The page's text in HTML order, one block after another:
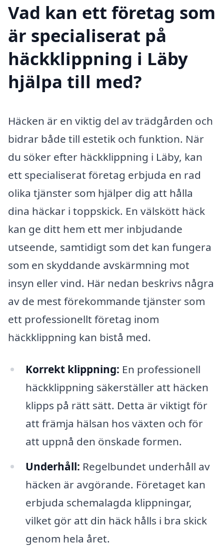
Vad kan ett företag som
är specialiserat på
häckklippning i Läby
hjälpa till med?
Häcken är en viktig del av trädgården och
bidrar både till estetik och funktion. När
du söker efter häckklippning i Läby, kan
ett specialiserat företag erbjuda en rad
olika tjänster som hjälper dig att hålla
dina häckar i toppskick. En välskött häck
kan ge ditt hem ett mer inbjudande
utseende, samtidigt som det kan fungera
som en skyddande avskärmning mot
insyn eller vind. Här nedan beskrivs några
av de mest förekommande tjänster som
ett professionellt företag inom
häckklippning kan bistå med.
Korrekt klippning: En professionell
häckklippning säkerställer att häcken
klipps på rätt sätt. Detta är viktigt för
att främja hälsan hos växten och för
att uppnå den önskade formen.
Underhåll: Regelbundet underhåll av
häcken är avgörande. Företaget kan
erbjuda schemalagda klippningar,
vilket gör att din häck hålls i bra skick
genom hela året.